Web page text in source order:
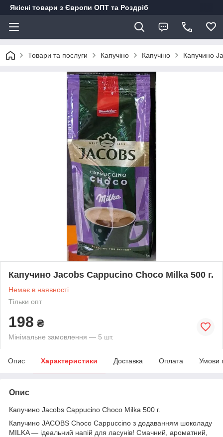
Якісні товари з Європи ОПТ та Роздріб
Товари та послуги Капучіно Капучіно Капучино
Капучино Jacobs Cappucino Choco Milka 500 г.
Немає в наявності
Тільки опт
198 ₴
Мінімальне замовлення — 5 шт.
Опис Характеристики Доставка Оплата Умови
Опис
Капучино Jacobs Cappucino Choco Milka 500 г.
Капучино JACOBS Choco Cappuccino з додаванням шоколаду
MILKA — ідеальний напій для ласунів! Смачний, ароматний,